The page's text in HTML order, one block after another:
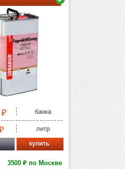
банка
литр
3500 ₽ по Москве